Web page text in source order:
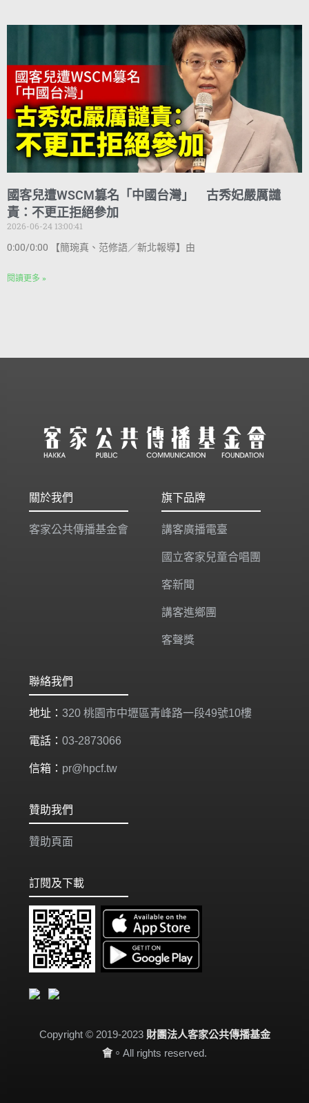
國客兒遭WSCM篡名「中國台灣」 古秀妃嚴厲譴
責：不更正拒絕參加
2026-06-24 13:00:41
0:00/0:00 【簡琬真、范修語／新北報導】由
閱讀更多 »
關於我們
客家公共傳播基金會
旗下品牌
講客廣播電臺
國立客家兒童合唱團
客新聞
講客進鄉團
客聲獎
聯絡我們
地址： 320 桃園市中壢區青峰路一段49號10樓
電話： 03-2873066
信箱： pr@hpcf.tw
贊助我們
贊助頁面
訂閱及下載
Copyright © 2019-2023 財團法人客家公共傳播基金
會。All rights reserved.